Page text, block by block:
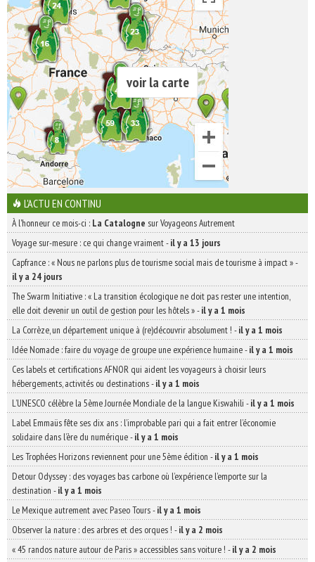
voir la carte
L'ACTU EN CONTINU
À l'honneur ce mois-ci : La Catalogne sur Voyageons Autrement
Voyage sur-mesure : ce qui change vraiment-il y a 13 jours
Capfrance : « Nous ne parlons plus de tourisme social mais de tourisme à impact »-
il y a 24 jours
The Swarm Initiative : « La transition écologique ne doit pas rester une intention,
elle doit devenir un outil de gestion pour les hôtels »-il y a 1 mois
La Corrèze, un département unique à (re)découvrir absolument ! -il y a 1 mois
Idée Nomade : faire du voyage de groupe une expérience humaine-il y a 1 mois
Ces labels et certifications AFNOR qui aident les voyageurs à choisir leurs
hébergements, activités ou destinations-il y a 1 mois
L’UNESCO célèbre la 5ème Journée Mondiale de la langue Kiswahili -il y a 1 mois
Label Emmaüs fête ses dix ans : l’improbable pari qui a fait entrer l’économie
solidaire dans l’ère du numérique-il y a 1 mois
Les Trophées Horizons reviennent pour une 5ème édition -il y a 1 mois
Detour Odyssey : des voyages bas carbone où l’expérience l’emporte sur la
destination -il y a 1 mois
Le Mexique autrement avec Paseo Tours-il y a 1 mois
Observer la nature : des arbres et des orques ! -il y a 2 mois
« 45 randos nature autour de Paris » accessibles sans voiture ! -il y a 2 mois